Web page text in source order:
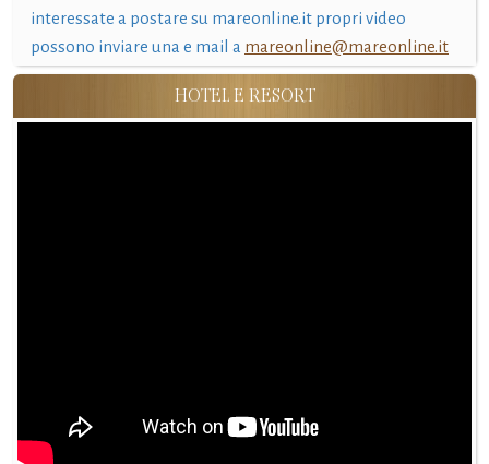
interessate a postare su mareonline.it propri video
possono inviare una e mail a mareonline@mareonline.it
HOTEL E RESORT